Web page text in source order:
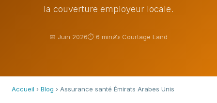
la couverture employeur locale.
📅 Juin 2026⏱ 6 min✍️ Courtage Land
Accueil › Blog › Assurance santé Émirats Arabes Unis